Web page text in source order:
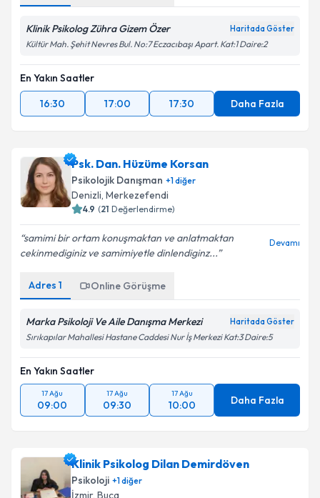
Klinik Psikolog Zühra Gizem Özer Haritada Göster
Kültür Mah. Şehit Nevres Bul. No:7 Eczacıbaşı Apart. Kat:1 Daire:2
En Yakın Saatler
16:30
17:00 17:30 Daha Fazla
Psk. Dan. Hüzüme Korsan
Psikolojik Danışman +1diğer
Denizli, Merkezefendi
4.9 (21 Değerlendirme)
samimi bir ortam konuşmaktan ve anlatmaktan
cekinmediginiz ve samimiyetle dinlendiginz...
Devamı
Adres 1 Online Görüşme
Marka Psikoloji Ve Aile Danışma Merkezi Haritada Göster
Sırıkapılar Mahallesi Hastane Caddesi Nur İş Merkezi Kat:3 Daire:5
En Yakın Saatler
17 Ağu
09:00
17 Ağu
09:30
17 Ağu
10:00 Daha Fazla
Klinik Psikolog Dilan Demirdöven
Psikoloji +1diğer
İzmir, Buca